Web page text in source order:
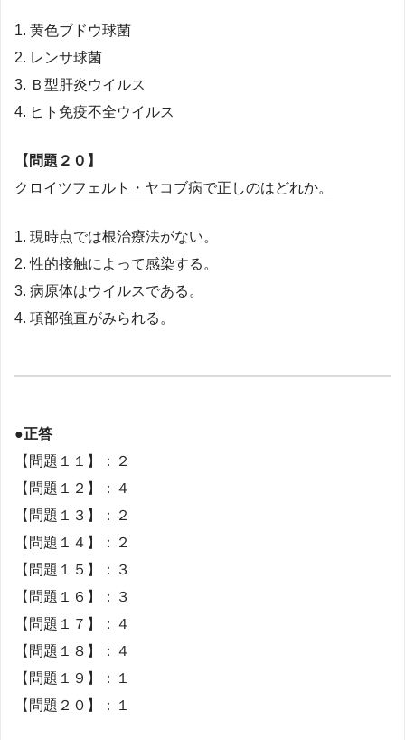
1. 黄色ブドウ球菌
2. レンサ球菌
3. Ｂ型肝炎ウイルス
4. ヒト免疫不全ウイルス
【問題２０】
クロイツフェルト・ヤコブ病で正しのはどれか。
1. 現時点では根治療法がない。
2. 性的接触によって感染する。
3. 病原体はウイルスである。
4. 項部強直がみられる。
●正答
【問題１１】：２
【問題１２】：４
【問題１３】：２
【問題１４】：２
【問題１５】：３
【問題１６】：３
【問題１７】：４
【問題１８】：４
【問題１９】：１
【問題２０】：１